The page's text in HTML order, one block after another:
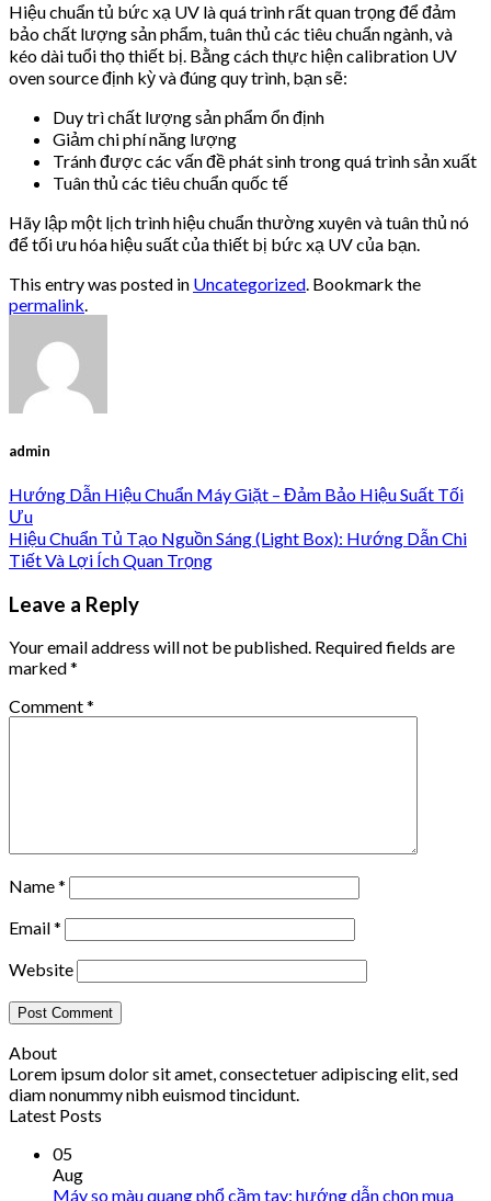
Hiệu chuẩn tủ bức xạ UV là quá trình rất quan trọng để đảm
bảo chất lượng sản phẩm, tuân thủ các tiêu chuẩn ngành, và
kéo dài tuổi thọ thiết bị. Bằng cách thực hiện calibration UV
oven source định kỳ và đúng quy trình, bạn sẽ:
Duy trì chất lượng sản phẩm ổn định
Giảm chi phí năng lượng
Tránh được các vấn đề phát sinh trong quá trình sản xuất
Tuân thủ các tiêu chuẩn quốc tế
Hãy lập một lịch trình hiệu chuẩn thường xuyên và tuân thủ nó
để tối ưu hóa hiệu suất của thiết bị bức xạ UV của bạn.
This entry was posted in Uncategorized. Bookmark the
permalink.
admin
Hướng Dẫn Hiệu Chuẩn Máy Giặt – Đảm Bảo Hiệu Suất Tối
Ưu
Hiệu Chuẩn Tủ Tạo Nguồn Sáng (Light Box): Hướng Dẫn Chi
Tiết Và Lợi Ích Quan Trọng
Leave a Reply
Your email address will not be published. Required fields are
marked*
Comment*
Name*
Email*
Website
About
Lorem ipsum dolor sit amet, consectetuer adipiscing elit, sed
diam nonummy nibh euismod tincidunt.
Latest Posts
05
Aug
Máy so màu quang phổ cầm tay: hướng dẫn chọn mua